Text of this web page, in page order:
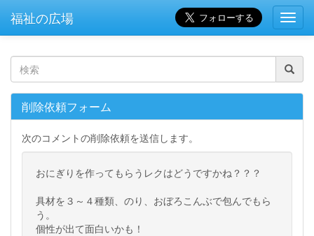
福祉の広場
削除依頼フォーム
次のコメントの削除依頼を送信します。
おにぎりを作ってもらうレクはどうですかね？？？
具材を３～４種類、のり、おぼろこんぶで包んでもら
う。
個性が出て面白いかも！